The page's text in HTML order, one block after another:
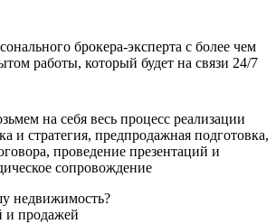
брокера-эксперта с более чем
работы, который будет на связи 24/7
на себя весь процесс реализации
и стратегия, предпродажная подготовка,
проведение презентаций и
сопровождение
недвижимость?
и продажей